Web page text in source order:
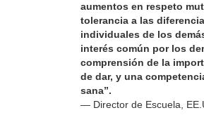
aumentos en respeto
tolerancia a las
individuales de los
interés común por los
comprensión de la
de dar, y una
sana”.
— Director de Escuela,